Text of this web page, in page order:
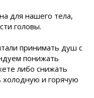
для нашего тела,
головы.
принимать душ с
понижать
либо снижать
холодную и горячую